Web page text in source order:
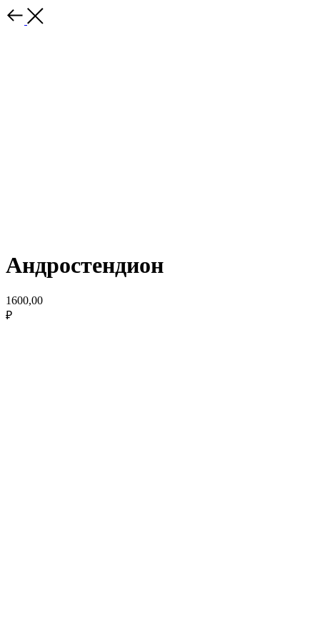
Андростендион
1600,00
₽